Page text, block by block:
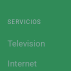
SERVICIOS
Television
Internet